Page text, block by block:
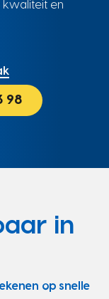
en
98
in
op snelle